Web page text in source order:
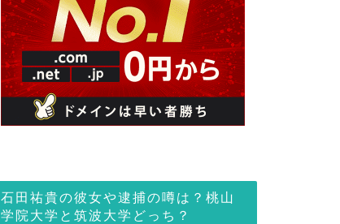
石田祐貴の彼女や逮捕の噂は？桃山
学院大学と筑波大学どっち？